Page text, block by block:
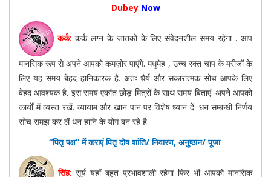
DubeyNow
कर्क: कर्क लग्न के जातकों के लिए संवेदनशील समय रहेगा . आप
मानसिक रूप से अपने आपको कमज़ोर पाएंगे. मधुमेह , उच्च रक्त चाप के मरीजों के
लिए यह समय बेहद हानिकारक है. अतः धैर्य और सकारात्मक सोच आपके लिए
बेहद आवश्यक है. इस समय एकांत छोड़ मित्रों के साथ समय बिताएं. अपने आपको
कार्यों में व्यस्त रखें. व्यायाम और खान पान पर विशेष ध्यान दें. धन सम्बन्धी निर्णय
सोच समझ कर लें धन हानि के योग बन रहे है.
“पितृ पक्ष” में कराएं पितृ दोष शांति/ निवारण, अनुष्ठान/ पूजा
सिंह: सूर्य यहाँ बहुत प्रभावशाली रहेगा फिर भी आपको मानसिक